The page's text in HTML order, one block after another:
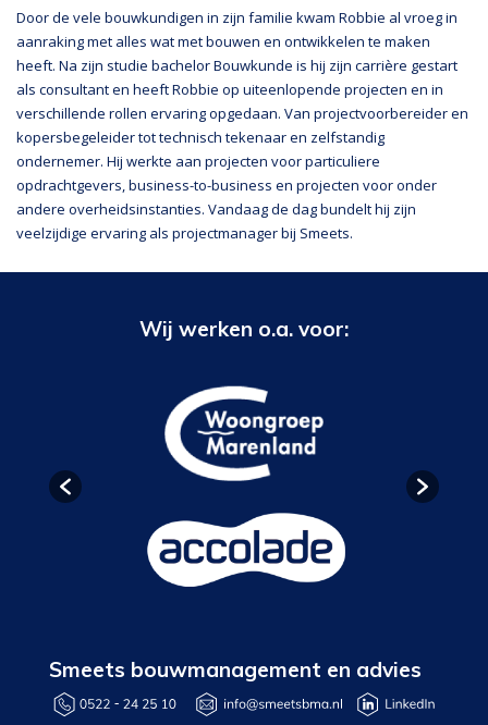
Door de vele bouwkundigen in zijn familie kwam Robbie al vroeg in
aanraking met alles wat met bouwen en ontwikkelen te maken
heeft. Na zijn studie bachelor Bouwkunde is hij zijn carrière gestart
als consultant en heeft Robbie op uiteenlopende projecten en in
verschillende rollen ervaring opgedaan. Van projectvoorbereider en
kopersbegeleider tot technisch tekenaar en zelfstandig
ondernemer. Hij werkte aan projecten voor particuliere
opdrachtgevers, business-to-business en projecten voor onder
andere overheidsinstanties. Vandaag de dag bundelt hij zijn
veelzijdige ervaring als projectmanager bij Smeets.
Wij werken o.a. voor:
Smeets bouwmanagement en advies